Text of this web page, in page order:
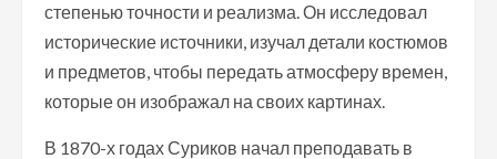
степенью точности и реализма. Он исследовал
исторические источники, изучал детали костюмов
и предметов, чтобы передать атмосферу времен,
которые он изображал на своих картинах.
В 1870-х годах Суриков начал преподавать в